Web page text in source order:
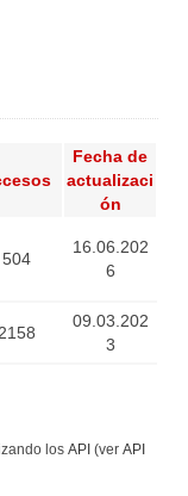
Fecha de
actualizaci
ón
504
16.06.202
6
2158
09.03.202
3
los API (ver API